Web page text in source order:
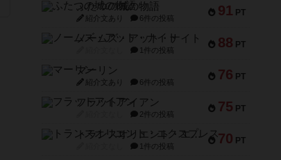
91 PT
ふたつの城の物語
紹介文あり 6件の投稿
88 PT
ノームズ・アット・ナイト
1件の投稿
76 PT
マーリン
紹介文あり 6件の投稿
75 PT
フラットアイアン
2件の投稿
70 PT
トランスオリエント・エクスプレス
1件の投稿